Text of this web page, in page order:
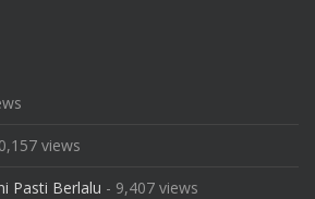
views
Pasti Berlalu - 9,407 views